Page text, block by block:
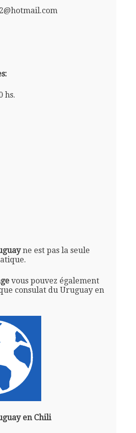
hs.
ne est pas la seule
vous pouvez également
consulat du Uruguay en
en Chili